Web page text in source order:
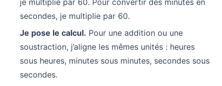
je multiplie par 60. Pour convertir des minutes en
secondes, je multiplie par 60.
Je pose le calcul. Pour une addition ou une
soustraction, j’aligne les mêmes unités : heures
sous heures, minutes sous minutes, secondes sous
secondes.